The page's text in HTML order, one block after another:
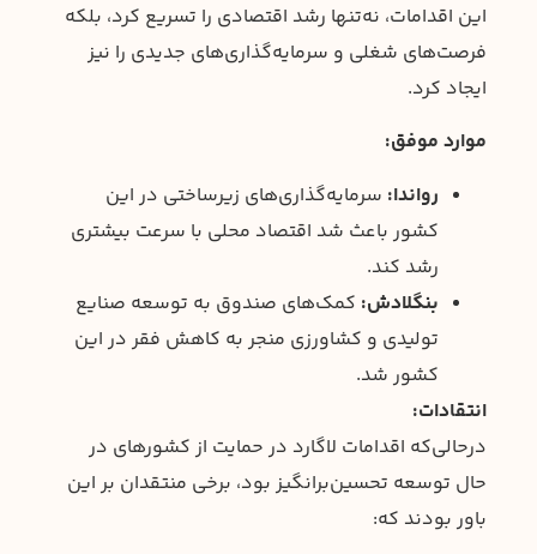
این اقدامات، نه‌تنها رشد اقتصادی را تسریع کرد، بلکه
فرصت‌های شغلی و سرمایه‌گذاری‌های جدیدی را نیز
ایجاد کرد.
موارد موفق:
رواندا: سرمایه‌گذاری‌های زیرساختی در این
کشور باعث شد اقتصاد محلی با سرعت بیشتری
رشد کند.
بنگلادش: کمک‌های صندوق به توسعه صنایع
تولیدی و کشاورزی منجر به کاهش فقر در این
کشور شد.
انتقادات:
درحالی‌که اقدامات لاگارد در حمایت از کشورهای در
حال توسعه تحسین‌برانگیز بود، برخی منتقدان بر این
باور بودند که: